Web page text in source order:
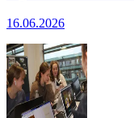
16.06.2026